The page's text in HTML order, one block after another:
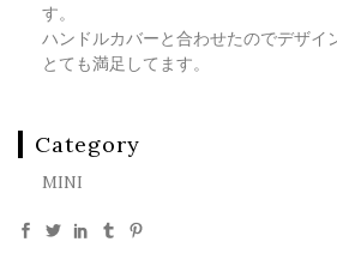
す。
ハンドルカバーと合わせたのでデザイ
とても満足してます。
Category
MINI